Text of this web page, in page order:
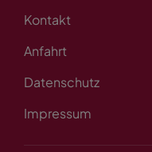
Kontakt
Anfahrt
Datenschutz
Impressum